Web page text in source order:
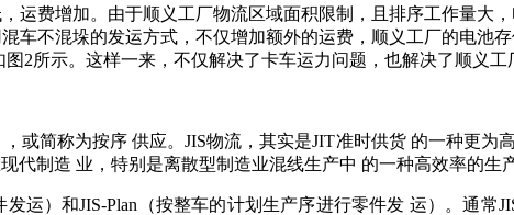
运费增加。由于顺义工厂物流区域面积限制，且排序工作量大
车不混垛的发运方式，不仅增加额外的运费，顺义工厂的电池
2所示。这样一来，不仅解决了卡车运力问题，也解决了顺义工
或简称为按序 供应。JIS物流，其实是JIT准时供货 的一种更为
制造 业，特别是离散型制造业混线生产中 的一种高效率的生
运）和JIS-Plan（按整车的计划生产序进行零件发 运）。通常